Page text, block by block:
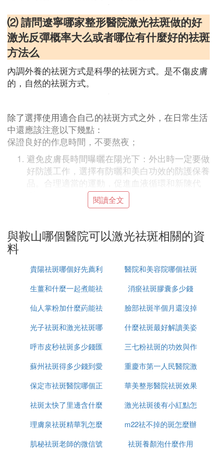
⑵ 請問遼寧哪家整形醫院激光祛斑做的好
激光反彈概率大么或者哪位有什麼好的祛斑
方法么
內調外養的祛斑方式是科學的祛斑方式。是不傷皮膚
的，自然的祛斑方式。
除了選擇使用適合自己的祛斑方式之外，在日常生活
中還應該注意以下幾點：
保證良好的作息時間，不要熬夜；
避免皮膚長時間曝曬在陽光下：外出時一定要做
好防護工作，選擇有防曬和美白功效的防護保養
品。合理適當的運動，促進血液循環和新陳代
避免食用色素含量高的食物或者飲料：如：醬油
道的人最好塗些隔離霜，用完電腦後應立即洗
臉。妊娠期前後做適當保養和護理，能夠減少妊
充足的睡眠：熬夜是皮膚的一大殺手，經常熬夜
光，就連黑眼圈眼袋也會找上門，肌膚不能及時
排毒，積累的色素也會沉著，久而久之就容易長
斑。每天我們要養成早睡早起的好習慣，讓你的
肌膚在夜間深呼吸吧.
良好的生活習慣：好的生活習慣能夠有效地預防
和減少因為後天因素出現的色斑，維護水嫩肌
膚。臉蛋需要呵護，注意一些很簡單的細節，堅
1、維生素e祛斑，維生素E的側鏈直接參與巰基
的氧化還原過程，從而抑制酪氨酸酶活性，減少
黑色素的形成，達到美白祛斑，淡化雀斑作用。
2、維生素e祛斑，維生素E還具有擴張末梢血
管，改善血管微循環的作用，能促進營養成分的
閱讀全文
與鞍山哪個醫院可以激光祛斑相關的資
料
貴陽祛斑哪個好先薦利
美康
醫院和美容院哪個祛斑
好
生薑和什麼一起煮能祛
斑
消瘀祛斑膠囊多少錢
仙人掌粉加什麼葯能祛
斑
臉部祛斑半個月還沒掉
痂怎麼辦
光子祛斑和激光祛斑哪
個更安全
什麼祛斑最好解讀美姿
爾
呼市皮秒祛斑多少錢匯
仁京美
三七粉祛斑的功效與作
用是什麼
蘇州祛斑得多少錢到愛
思特簡介
重慶市第一人民醫院激
光祛斑怎麼樣
保定市祛斑醫院哪個正
規
華美整形醫院祛斑效果
怎麼樣
祛斑太快了里邊含什麼
成分
激光祛斑後有小紅點怎
麼回事
理膚泉祛斑精華乳怎麼
用
m22祛不掉的斑怎麼辦
肌秘祛斑老師的微信號
祛斑養顏泡什麼作用